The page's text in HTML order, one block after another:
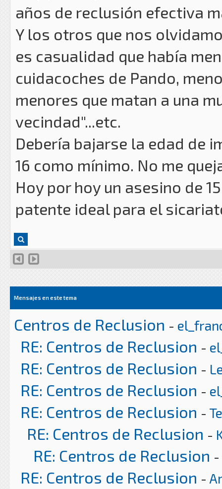
años de reclusión efectiva
Y los otros que nos
es casualidad que había
cuidacoches de Pando,
menores que matan a una
vecindad"...etc.
Debería bajarse la edad de
16 como mínimo. No me
Hoy por hoy un asesino de
patente ideal para el
Mensajes en este tema
Centros de Reclusion -
RE: Centros de Reclusion -
RE: Centros de Reclusion -
RE: Centros de Reclusion -
RE: Centros de Reclusion -
RE: Centros de Reclusion -
RE: Centros de Reclusion -
RE: Centros de Reclusion -